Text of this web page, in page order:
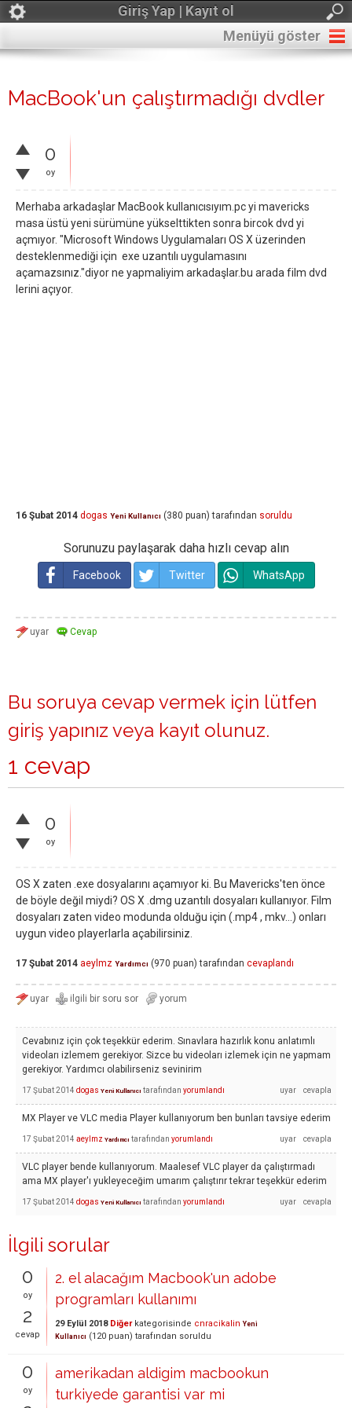
Giriş Yap | Kayıt ol
Menüyü göster
MacBook'un çalıştırmadığı dvdler
0
oy
Merhaba arkadaşlar MacBook kullanıcısıyım.pc yi mavericks
masa üstü yeni sürümüne yükselttikten sonra bircok dvd yi
açmıyor. "Microsoft Windows Uygulamaları OS X üzerinden
desteklenmediği için exe uzantılı uygulamasını
açamazsınız."diyor ne yapmaliyim arkadaşlar.bu arada film dvd
lerini açıyor.
16 Şubat 2014 dogas Yeni Kullanıcı (380 puan) tarafından soruldu
Sorunuzu paylaşarak daha hızlı cevap alın
Facebook Twitter WhatsApp
Bu soruya cevap vermek için lütfen
giriş yapınız veya kayıt olunuz.
1 cevap
0
oy
OS X zaten .exe dosyalarını açamıyor ki. Bu Mavericks'ten önce
de böyle değil miydi? OS X .dmg uzantılı dosyaları kullanıyor. Film
dosyaları zaten video modunda olduğu için (.mp4 , mkv...) onları
uygun video playerlarla açabilirsiniz.
17 Şubat 2014 aeylmz Yardımcı (970 puan) tarafından cevaplandı
Cevabınız için çok teşekkür ederim. Sınavlara hazırlık konu anlatımlı
videoları izlemem gerekiyor. Sizce bu videoları izlemek için ne yapmam
gerekiyor. Yardımcı olabilirseniz sevinirim
17 Şubat 2014 dogas Yeni Kullanıcı tarafından yorumlandı
MX Player ve VLC media Player kullanıyorum ben bunları tavsiye ederim
17 Şubat 2014 aeylmz Yardımcı tarafından yorumlandı
VLC player bende kullanıyorum. Maalesef VLC player da çalıştırmadı
ama MX player'ı yukleyeceğim umarım çalıştırır tekrar teşekkür ederim
17 Şubat 2014 dogas Yeni Kullanıcı tarafından yorumlandı
İlgili sorular
0
oy
2
cevap
2. el alacağım Macbook'un adobe
programları kullanımı
29 Eylül 2018 Diğerkategorisinde cnracikalin Yeni
Kullanıcı (120 puan) tarafından soruldu
0
oy
amerikadan aldigim macbookun
turkiyede garantisi var mi